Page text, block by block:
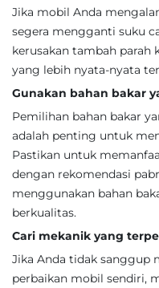
Jika mobil Anda
segera mengganti suku
kerusakan tambah parah
yang lebih nyata-nyata
Gunakan bahan bakar
Pemilihan bahan bakar
adalah penting untuk
Pastikan untuk
dengan rekomendasi
menggunakan bahan
berkualitas.
Cari mekanik yang
Jika Anda tidak sanggup
perbaikan mobil sendiri,